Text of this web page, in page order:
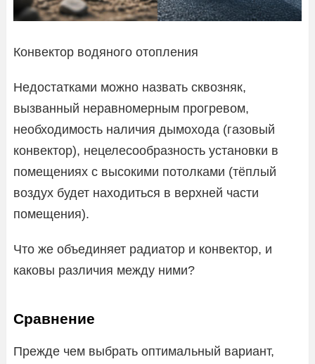
Конвектор водяного отопления
Недостатками можно назвать сквозняк,
вызванный неравномерным прогревом,
необходимость наличия дымохода (газовый
конвектор), нецелесообразность установки в
помещениях с высокими потолками (тёплый
воздух будет находиться в верхней части
помещения).
Что же объединяет радиатор и конвектор, и
каковы различия между ними?
Сравнение
Прежде чем выбрать оптимальный вариант,